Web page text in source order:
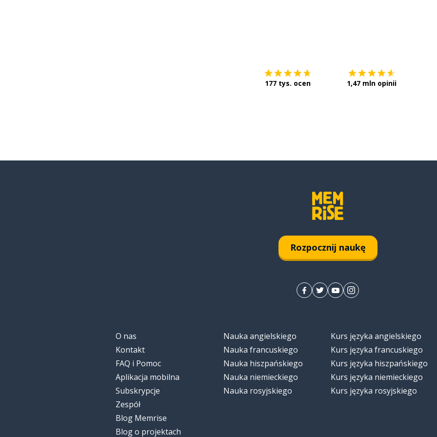
177 tys. ocen 1,47 mln opinii
Rozpocznij naukę
O nas
Kontakt
FAQ i Pomoc
Aplikacja mobilna
Subskrypcje
Zespół
Blog Memrise
Blog o projektach
Nauka angielskiego
Nauka francuskiego
Nauka hiszpańskiego
Nauka niemieckiego
Nauka rosyjskiego
Kurs języka angielskiego
Kurs języka francuskiego
Kurs języka hiszpańskiego
Kurs języka niemieckiego
Kurs języka rosyjskiego